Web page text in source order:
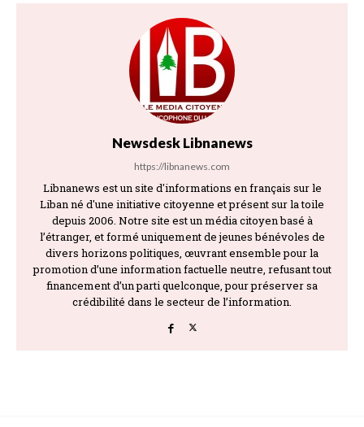
Newsdesk Libnanews
https://libnanews.com
Libnanews est un site d'informations en français sur le
Liban né d'une initiative citoyenne et présent sur la toile
depuis 2006. Notre site est un média citoyen basé à
l’étranger, et formé uniquement de jeunes bénévoles de
divers horizons politiques, œuvrant ensemble pour la
promotion d’une information factuelle neutre, refusant tout
financement d’un parti quelconque, pour préserver sa
crédibilité dans le secteur de l’information.